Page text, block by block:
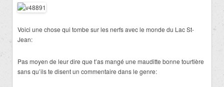
Voici une chose qui tombe sur les nerfs avec le monde du Lac St-
Jean:
Pas moyen de leur dire que t’as mangé une mauditte bonne tourtière
sans qu’ils te disent un commentaire dans le genre: